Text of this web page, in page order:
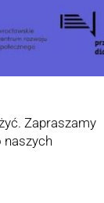
Zapraszamy
naszych